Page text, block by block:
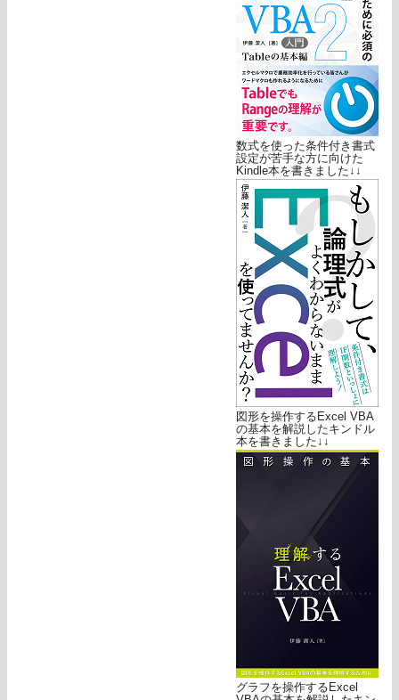
数式を使った条件付き書式
設定が苦手な方に向けた
Kindle本を書きました↓↓
図形を操作するExcel VBA
の基本を解説したキンドル
本を書きました↓↓
グラフを操作するExcel